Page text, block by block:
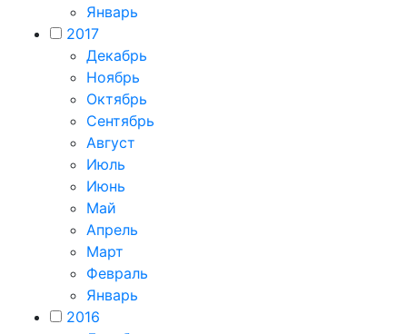
Январь
2017
Декабрь
Ноябрь
Октябрь
Сентябрь
Август
Июль
Июнь
Май
Апрель
Март
Февраль
Январь
2016